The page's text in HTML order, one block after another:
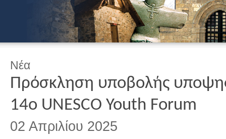
Νέα
Πρόσκληση υποβολής
14ο UNESCO Youth Forum
02 Απριλίου 2025